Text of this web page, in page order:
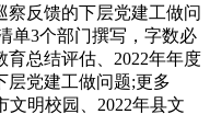
察反馈的下层党建工做问
单3个部门撰写，字数必
育总结评估、2022年年度
层党建工做问题;更多
文明校园、2022年县文